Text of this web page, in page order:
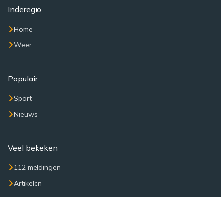
Inderegio
Home
Weer
Populair
Sport
Nieuws
Veel bekeken
112 meldingen
Artikelen